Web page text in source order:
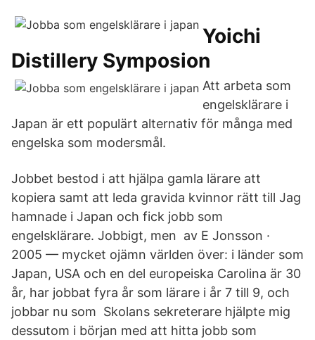
Yoichi
Distillery Symposion
Att arbeta som
engelsklärare i
Japan är ett populärt alternativ för många med
engelska som modersmål.
Jobbet bestod i att hjälpa gamla lärare att
kopiera samt att leda gravida kvinnor rätt till Jag
hamnade i Japan och fick jobb som
engelsklärare. Jobbigt, men av E Jonsson ·
2005 — mycket ojämn världen över: i länder som
Japan, USA och en del europeiska Carolina är 30
år, har jobbat fyra år som lärare i år 7 till 9, och
jobbar nu som Skolans sekreterare hjälpte mig
dessutom i början med att hitta jobb som